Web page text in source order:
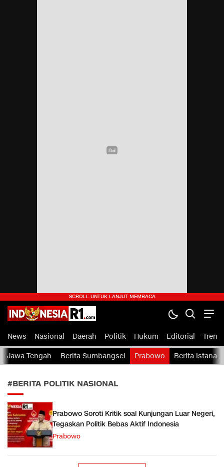
indonesiaR1.com
IndonesiaR1.com — Portal Berita Rakyat Indonesia
News Nasional Daerah Politik Hukum Editorial Tren
Jawa Tengah Berita Sumbangsel Prabowo Berita Istana
#BERITA POLITIK NASIONAL
Prabowo Soroti Kritik soal Kunjungan Luar Negeri,
Tegaskan Politik Bebas Aktif Indonesia
Prabowo